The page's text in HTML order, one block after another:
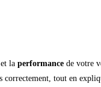
et la performance de votre
tout en